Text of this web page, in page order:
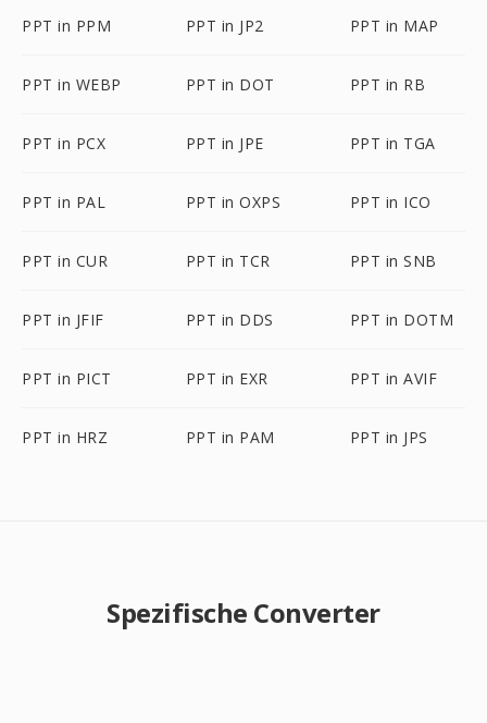
PPT in PPM PPT in JP2 PPT in MAP
PPT in WEBP PPT in DOT PPT in RB
PPT in PCX PPT in JPE PPT in TGA
PPT in PAL PPT in OXPS PPT in ICO
PPT in CUR PPT in TCR PPT in SNB
PPT in JFIF PPT in DDS PPT in DOTM
PPT in PICT PPT in EXR PPT in AVIF
PPT in HRZ PPT in PAM PPT in JPS
Spezifische Converter